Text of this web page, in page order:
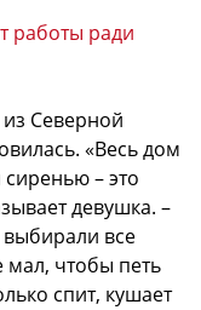
работы ради
Северной
«Весь дом
– это
девушка. –
выбирали все
мал, чтобы петь
спит, кушает